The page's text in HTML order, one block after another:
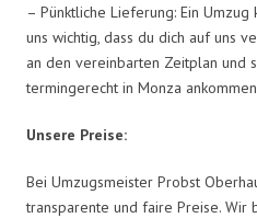
– Pünktliche Lieferung: Ein Umzug
uns wichtig, dass du dich auf uns
an den vereinbarten Zeitplan und
termingerecht in Monza
Unsere Preise:
Bei Umzugsmeister Probst
transparente und faire Preise. Wir